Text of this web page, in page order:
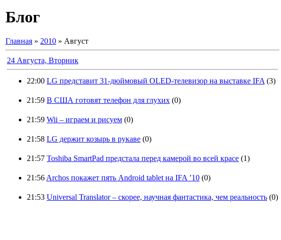
Блог
Главная » 2010 » Август
24 Августа, Вторник
22:00 LG представит 31-дюймовый OLED-телевизор на выставке IFA (3)
21:59 В США готовят телефон для глухих (0)
21:59 Wii – играем и рисуем (0)
21:58 LG держит козырь в рукаве (0)
21:57 Toshiba SmartPad предстала перед камерой во всей красе (1)
21:56 Archos покажет пять Android tablet на IFA ’10 (0)
21:53 Universal Translator – скорее, научная фантастика, чем реальность (0)